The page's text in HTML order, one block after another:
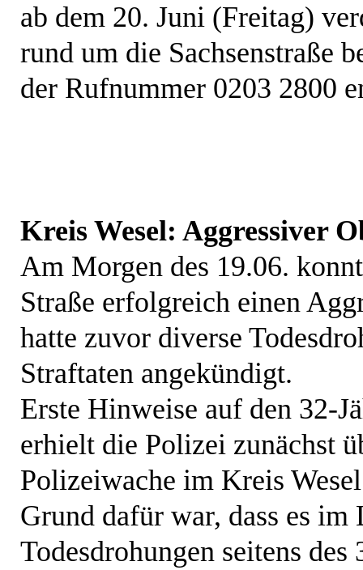
ab dem 20. Juni (Freitag)
rund um die Sachsenstraße
der Rufnummer 0203 2800
Kreis Wesel: Aggressiver
Am Morgen des 19.06.
Straße erfolgreich einen
hatte zuvor diverse
Straftaten angekündigt.
Erste Hinweise auf den 32-
erhielt die Polizei zunächst
Polizeiwache im Kreis
Grund dafür war, dass es im
Todesdrohungen seitens